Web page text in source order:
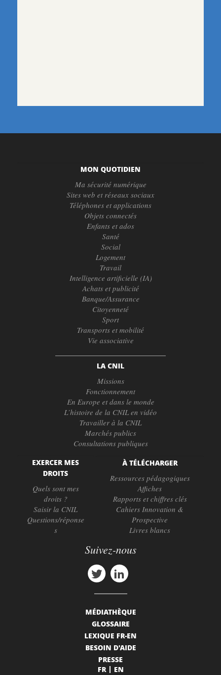
MON QUOTIDIEN
Ma sécurité numérique
Sites web et réseaux sociaux
Téléphones et applications
Objets connectés
Enfants et ados
Santé
Social
Logement
Travail
Intelligence artificielle (IA)
Achats et publicité
Banque/Assurance
Citoyenneté
Sport
Transports et mobilité
Vie associative
LA CNIL
Missions
Fonctionnement
En Europe et dans le monde
L’histoire de la CNIL en vidéo
Travailler à la CNIL
Marchés publics
Consultations publiques
EXERCER MES
DROITS
Quels sont mes
droits ?
Saisir la CNIL
Questions/réponse
s
À TÉLÉCHARGER
Ressources pédagogiques
Affiches
Rapports et chiffres clés
Cahiers Innovation &
Prospective
Livres blancs
Suivez-nous
MÉDIATHÈQUE
GLOSSAIRE
LEXIQUE FR-EN
BESOIN D'AIDE
PRESSE
FR
EN